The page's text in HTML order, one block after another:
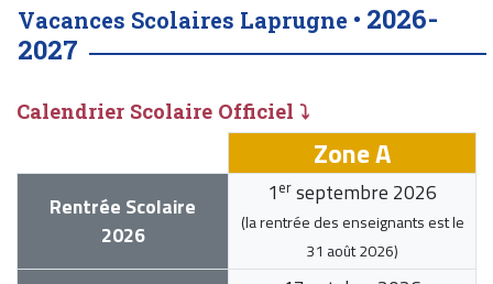
Vacances Scolaires Laprugne • 2026-
2027
Calendrier Scolaire Officiel ⤵
Zone A
Rentrée Scolaire
2026
1 er septembre 2026
(la rentrée des enseignants est le
31 août 2026)